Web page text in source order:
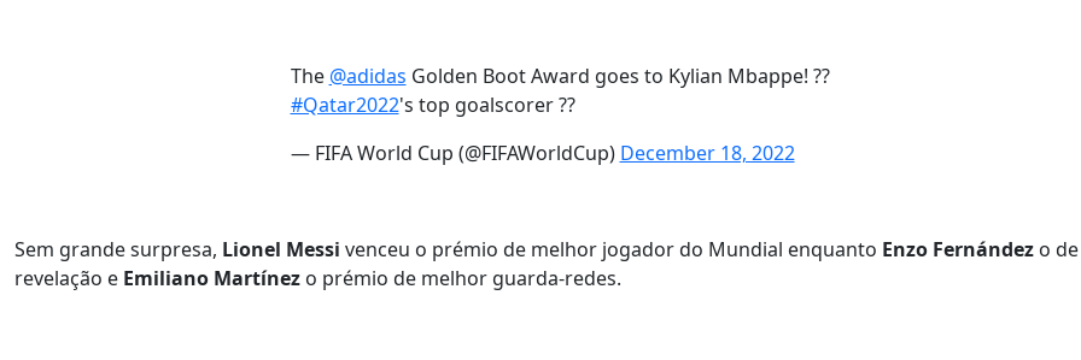
The @adidas Golden Boot Award goes to Kylian Mbappe! ??
#Qatar2022's top goalscorer ??
— FIFA World Cup (@FIFAWorldCup) December 18, 2022
Sem grande surpresa, Lionel Messi venceu o prémio de melhor jogador do Mundial enquanto Enzo Fernández o de
revelação e Emiliano Martínez o prémio de melhor guarda-redes.